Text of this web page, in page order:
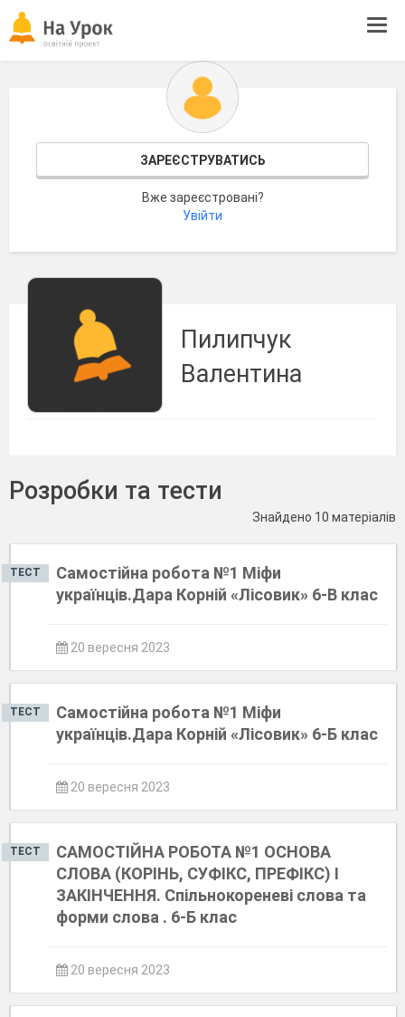
ЗАРЕЄСТРУВАТИСЬ
Вже зареєстровані?
Увійти
Пилипчук
Валентина
Розробки та тести
Знайдено 10 матеріалів
ТЕСТ
Cамостійна робота №1 Міфи
українців.Дара Корній «Лісовик» 6-В клас
20 вересня 2023
ТЕСТ
Cамостійна робота №1 Міфи
українців.Дара Корній «Лісовик» 6-Б клас
20 вересня 2023
ТЕСТ
САМОСТІЙНА РОБОТА №1 ОСНОВА
СЛОВА (КОРІНЬ, СУФІКС, ПРЕФІКС) І
ЗАКІНЧЕННЯ. Спільнокореневі слова та
форми слова . 6-Б клас
20 вересня 2023